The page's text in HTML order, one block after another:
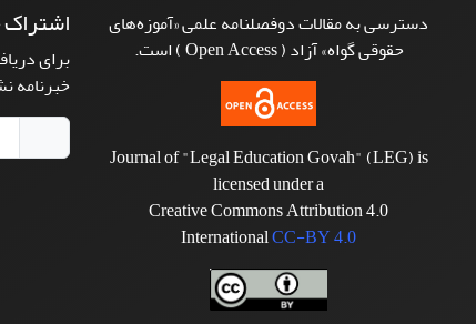
دسترسی به مقالات دوفصلنامه علمی «آموزه‌های
حقوقی گواه» آزاد ( Open Access ) است.
Journal of "Legal Education Govah" (LEG) is
licensed under a
Creative Commons Attribution 4.0
InternationalCC-BY 4.0
اشتراک
برای
خبرنامه